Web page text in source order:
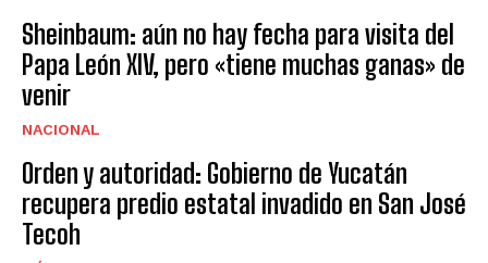
Sheinbaum: aún no hay fecha para visita del
Papa León XIV, pero «tiene muchas ganas» de
venir
NACIONAL
Orden y autoridad: Gobierno de Yucatán
recupera predio estatal invadido en San José
Tecoh